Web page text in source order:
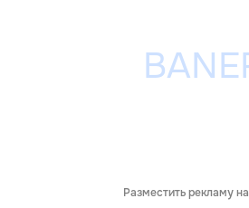
Разместить рекламу